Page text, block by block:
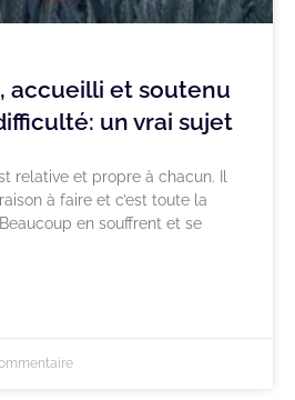
accueilli et soutenu
un vrai sujet
relative et propre à chacun. Il
à faire et c’est toute la
en souffrent et se